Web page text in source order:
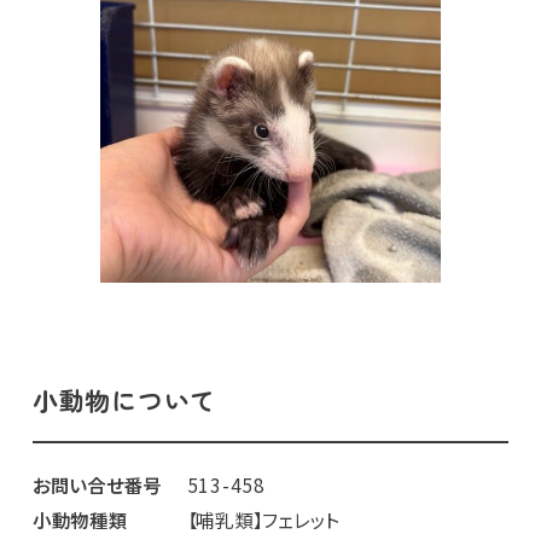
小動物について
お問い合せ番号
513-458
小動物種類
【哺乳類】フェレット